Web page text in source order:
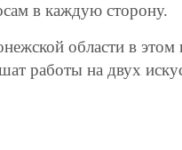
в каждую сторону.
области в
работы на двух